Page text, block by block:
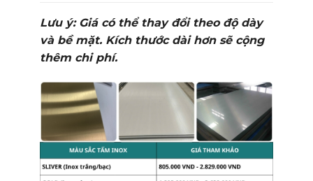
Lưu ý: Giá có thể thay đổi theo độ dày
và bề mặt. Kích thước dài hơn sẽ cộng
thêm chi phí.